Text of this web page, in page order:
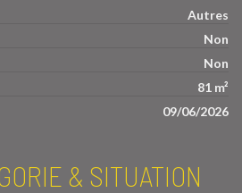
Autres
Non
Non
81 m²
09/06/2026
& SITUATION